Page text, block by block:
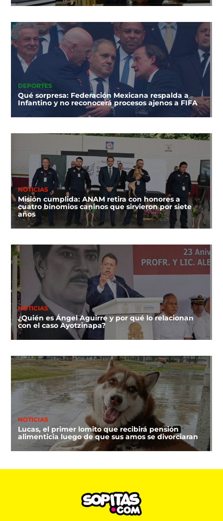
DEPORTES
Qué sorpresa: Federación Mexicana respalda a
Infantino y no reconocerá procesos ajenos a FIFA
NOTICIAS
Misión cumplida: ANAM retira con honores a
cuatro binomios caninos que sirvieron por siete
años
NOTICIAS
¿Quién es Ángel Aguirre y por qué lo relacionan
con el caso Ayotzinapa?
NOTICIAS
Lucas, el primer lomito que recibirá pensión
alimenticia luego de que sus amos se divorciaran